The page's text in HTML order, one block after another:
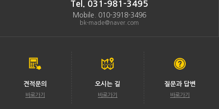
Tel. 031-981-3495
Mobile. 010-3918-3496
bk-made@naver.com
견적문의
바로가기
오시는 길
바로가기
질문과 답변
바로가기